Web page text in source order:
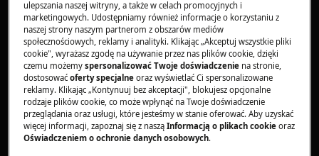
Aby zwiększyć wygodę użytkowania pralki i
suszarki ustawionych obok siebie, istnieje
możliwość zmiany kierunku otwierania drzwi
suszarki.
Fabrycznie, drzwi suszarek otwierają się na
prawo, jednak istnieje opcja przestawienia ich
na lewo, co umożliwia łatwiejsze przekładanie
prania między urządzeniami. Ta zmiana
ulepszania naszej witryny, a także w celach promocyjnych i
marketingowych. Udostępniamy również informacje o korzystaniu z
naszej strony naszym partnerom z obszarów mediów
społecznościowych, reklamy i analityki. Klikając „Akceptuj wszystkie pliki
cookie", wyrażasz zgodę na używanie przez nas plików cookie, dzięki
czemu możemyspersonalizować Twoje doświadczenie na stronie,
dostosowaćoferty specjalne oraz wyświetlać Ci spersonalizowane
reklamy. Klikając „Kontynuuj bez akceptacji", blokujesz opcjonalne
rodzaje plików cookie, co może wpłynąć na Twoje doświadczenie
przeglądania oraz usługi, które jesteśmy w stanie oferować. Aby uzyskać
więcej informacji, zapoznaj się z nasząInformacją o plikach cookie oraz
Oświadczeniem o ochronie danych osobowych.